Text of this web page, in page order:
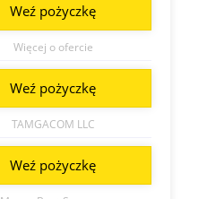
Więcej o ofercie
Weź pożyczkę
TAMGACOM LLC
Weź pożyczkę
Weź pożyczkę